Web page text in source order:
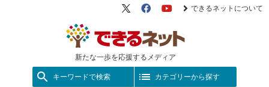
新たな一歩を応援するメディア
X（旧
FacebookYouTube
できるネットについて
キーワードで検索 カテゴリーから探す